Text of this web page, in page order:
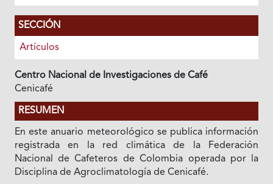
SECCIÓN
Artículos
Centro Nacional de Investigaciones de Café
Cenicafé
RESUMEN
En este anuario meteorológico se publica información
registrada en la red climática de la Federación
Nacional de Cafeteros de Colombia operada por la
Disciplina de Agroclimatología de Cenicafé.